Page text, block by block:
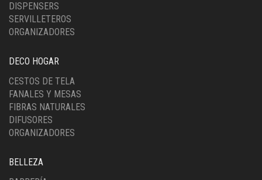
DISPENSERS
SERVILLETEROS
ORGANIZADORES
DECO HOGAR
CESTOS DE TELA
FANALES Y MESAS
FIBRAS NATURALES
DIFUSORES
ORGANIZADORES
BELLEZA